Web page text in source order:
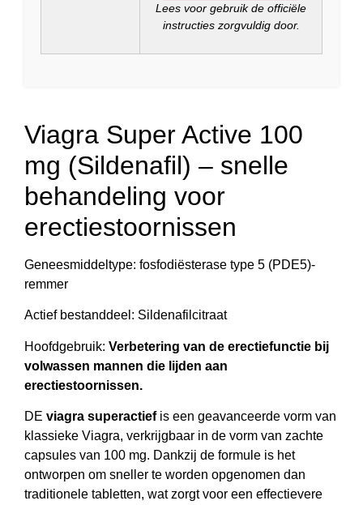
Lees voor gebruik de officiële
instructies zorgvuldig door.
Viagra Super Active 100
mg (Sildenafil) – snelle
behandeling voor
erectiestoornissen
Geneesmiddeltype: fosfodiësterase type 5 (PDE5)-
remmer
Actief bestanddeel: Sildenafilcitraat
Hoofdgebruik: Verbetering van de erectiefunctie bij
volwassen mannen die lijden aan
erectiestoornissen.
DE viagra superactiefis een geavanceerde vorm van
klassieke Viagra, verkrijgbaar in de vorm van zachte
capsules van 100 mg. Dankzij de formule is het
ontworpen om sneller te worden opgenomen dan
traditionele tabletten, wat zorgt voor een effectievere